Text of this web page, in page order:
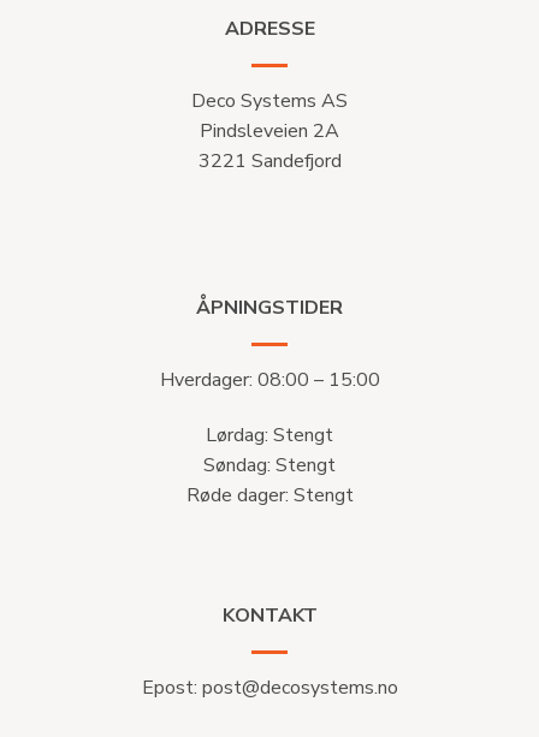
ADRESSE
Deco Systems AS
Pindsleveien 2A
3221 Sandefjord
ÅPNINGSTIDER
Hverdager: 08:00 – 15:00
Lørdag: Stengt
Søndag: Stengt
Røde dager: Stengt
KONTAKT
Epost: post@decosystems.no